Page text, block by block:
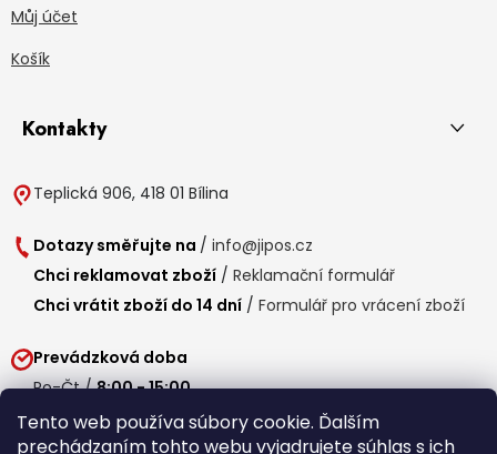
Tento web používa súbory cookie. Ďalším
prechádzaním tohto webu vyjadrujete súhlas s ich
Můj účet
Košík
Kontakty
Teplická 906, 418 01 Bílina
Dotazy směřujte na / info@jipos.cz
Chci reklamovat zboží / Reklamační formulář
Chci vrátit zboží do 14 dní / Formulář pro vrácení zboží
Prevádzková doba
Po-Čt /8:00 - 15:00
Pá / 7:30 - 14:30
Obedňajšia prestávka /11:00 - 11:30